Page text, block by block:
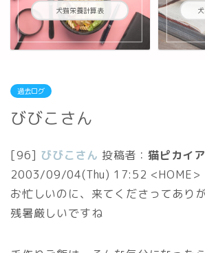
犬猫栄養計算表
過去ログ
びびこさん
[96] びびこさん 投稿者： 猫ピカイア
2003/09/04(Thu) 17:52 <HOME>
お忙しいのに、来てくださってあり
残暑厳しいですね